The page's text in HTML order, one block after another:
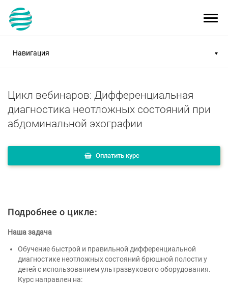
Навигация
Цикл вебинаров: Дифференциальная
диагностика неотложных состояний при
абдоминальной эхографии
Оплатить курс
Подробнее о цикле:
Наша задача
Обучение быстрой и правильной дифференциальной
диагностике неотложных состояний брюшной полости у
детей с использованием ультразвукового оборудования.
Курс направлен на: